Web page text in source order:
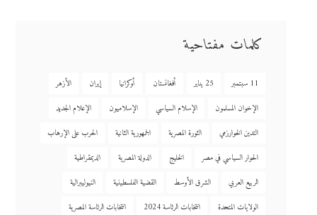
كلمات مفتاحية
11 سبتمبر 25 يناير أفغانستان أوكرانيا إيران
الأزهر
الإخوان المسلمون
الإسلام السياسي الإسلاميون
الإعلام الجديد
التدين الخوارزمي
الثورة المصرية الجمهورية الثانية
الحرب على الإرهاب
الحوار السياسي في مصر
الخليج الدولة المصرية
الديمقراطية
الربيع العربي
الشرق الأوسط القضية الفلسطينية
النيوليبرالية
الولايات المتحدة
انتخابات الرئاسة 2024
انتخابات الرئاسة المصرية